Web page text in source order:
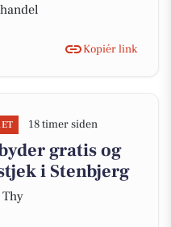
Kopiér link
18 timer siden
gratis og
i Stenbjerg